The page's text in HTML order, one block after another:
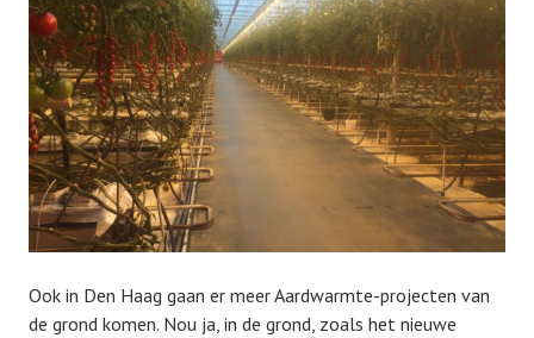
Ook in Den Haag gaan er meer Aardwarmte-projecten van
de grond komen. Nou ja, in de grond, zoals het nieuwe